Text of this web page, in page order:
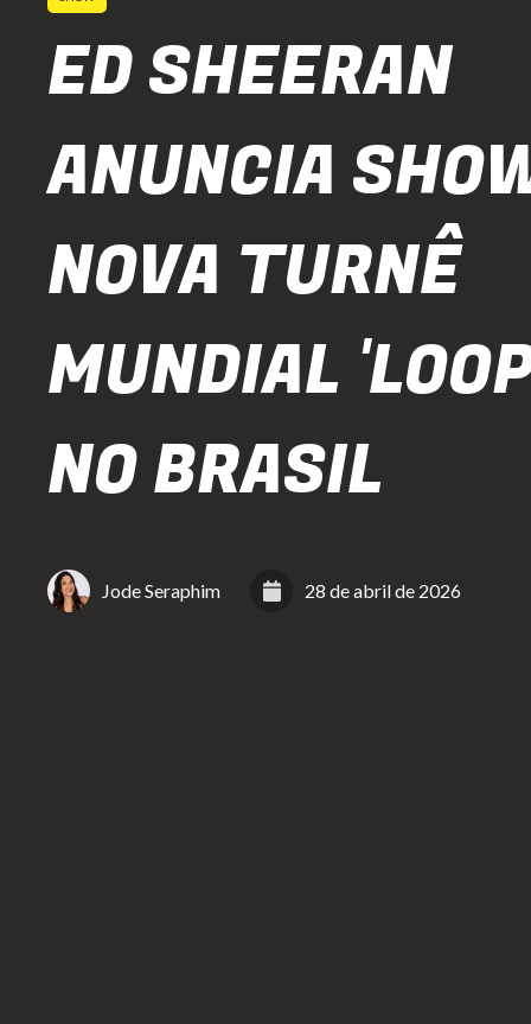
ED SHEERAN
ANUNCIA
NOVA TURNÊ
MUNDIAL
NO BRASIL
Jode Seraphim 28 de abril de 2026